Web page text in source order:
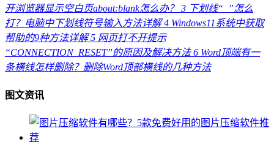
开浏览器显示空白页about:blank怎么办？ 3 下划线“_”怎么
打？电脑中下划线符号输入方法详解 4 Windows11系统中获取
帮助的9种方法详解 5 网页打不开提示
“CONNECTION_RESET”的原因及解决方法 6 Word顶端有一
条横线怎样删除？删除Word顶部横线的几种方法
图文资讯